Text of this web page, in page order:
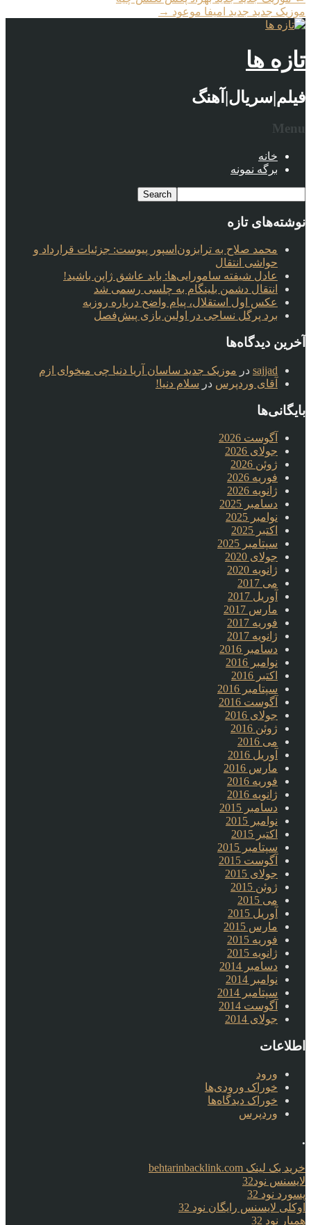
موزیک جدید جديد امیفا موعود →
تازه ها
فیلم|سریال|آهنگ
Menu
خانه
برگه نمونه
نوشته‌های تازه
محمد صلاح به ترابزون‌اسپور پیوست: جزئیات قرارداد و
حواشی انتقال
عادل شیفته سامورایی‌ها: باید عاشق ژاپن باشید!
انتقال دشمن بلینگام به چلسی رسمی شد
عکس اول استقلال، پیام واضح درباره روزبه
برد پرگل نساجی در اولین بازی پیش‌فصل
آخرین دیدگاه‌ها
sajjad در موزیک جدید ساسان آریا دنیا چی میخوای ازم
آقای وردپرس در سلام دنیا!
بایگانی‌ها
آگوست 2026
جولای 2026
ژوئن 2026
فوریه 2026
ژانویه 2026
دسامبر 2025
نوامبر 2025
اکتبر 2025
سپتامبر 2025
جولای 2020
ژانویه 2020
می 2017
آوریل 2017
مارس 2017
فوریه 2017
ژانویه 2017
دسامبر 2016
نوامبر 2016
اکتبر 2016
سپتامبر 2016
آگوست 2016
جولای 2016
ژوئن 2016
می 2016
آوریل 2016
مارس 2016
فوریه 2016
ژانویه 2016
دسامبر 2015
نوامبر 2015
اکتبر 2015
سپتامبر 2015
آگوست 2015
جولای 2015
ژوئن 2015
می 2015
آوریل 2015
مارس 2015
فوریه 2015
ژانویه 2015
دسامبر 2014
نوامبر 2014
سپتامبر 2014
آگوست 2014
جولای 2014
اطلاعات
ورود
خوراک ورودی‌ها
خوراک دیدگاه‌ها
وردپرس
.
خرید بک لینک behtarinbacklink.com
لایسنس نود32
پسورد نود 32
اوکلی لایسنس رایگان نود 32
همیار نود 32